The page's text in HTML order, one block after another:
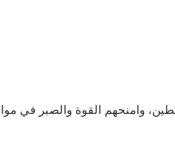
وامنحهم القوة والصبر في